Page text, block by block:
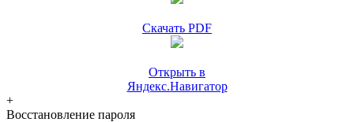
Скачать PDF
Открыть в
Яндекс.Навигатор
+
Восстановление пароля